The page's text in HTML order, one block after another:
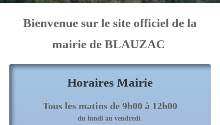
Bienvenue sur le site officiel de la
mairie de BLAUZAC
Horaires Mairie
Tous les matins de 9h00 à 12h00
du lundi au vendredi